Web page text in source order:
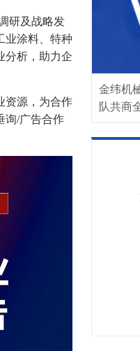
研及战略发
业涂料、特种
分析，助力企
资源，为合作
询/广告合作
金纬机
队共商